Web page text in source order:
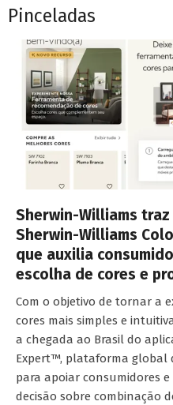
Pinceladas
Sherwin-Williams
Sherwin-Williams
que auxilia
escolha de cores e
Com o objetivo de tornar a
cores mais simples e
a chegada ao Brasil do
Expert™, plataforma global
para apoiar consumidores
decisão sobre combinação